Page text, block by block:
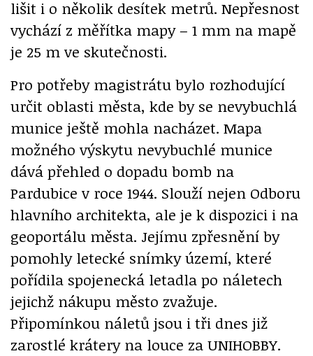
lišit i o několik desítek metrů. Nepřesnost
vychází z měřítka mapy – 1 mm na mapě
je 25 m ve skutečnosti.
Pro potřeby magistrátu bylo rozhodující
určit oblasti města, kde by se nevybuchlá
munice ještě mohla nacházet. Mapa
možného výskytu nevybuchlé munice
dává přehled o dopadu bomb na
Pardubice v roce 1944. Slouží nejen Odboru
hlavního architekta, ale je k dispozici i na
geoportálu města. Jejímu zpřesnění by
pomohly letecké snímky území, které
pořídila spojenecká letadla po náletech
jejichž nákupu město zvažuje.
Připomínkou náletů jsou i tři dnes již
zarostlé krátery na louce za UNIHOBBY.